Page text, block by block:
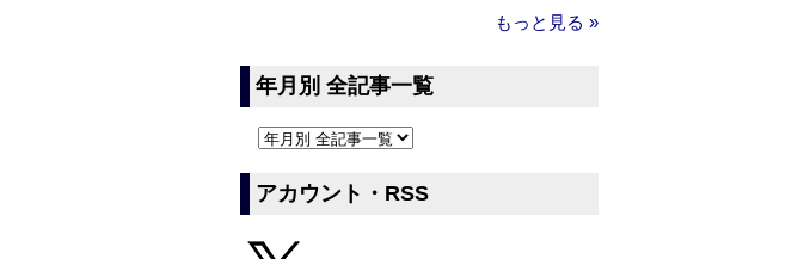
もっと見る »
年月別 全記事一覧
アカウント・RSS